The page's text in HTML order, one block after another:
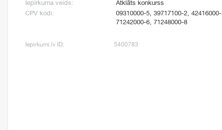
Iepirkuma veids:
Atklāts konkurss
CPV kodi:
09310000-5, 39717100-2,
71242000-6, 71248000-8
Iepirkumi.lv ID: 5400783